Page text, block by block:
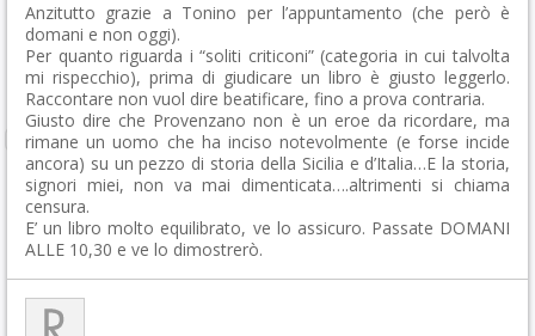
Anzitutto grazie a Tonino per l’appuntamento (che però è
domani e non oggi).
Per quanto riguarda i “soliti criticoni” (categoria in cui talvolta
mi rispecchio), prima di giudicare un libro è giusto leggerlo.
Raccontare non vuol dire beatificare, fino a prova contraria.
Giusto dire che Provenzano non è un eroe da ricordare, ma
rimane un uomo che ha inciso notevolmente (e forse incide
ancora) su un pezzo di storia della Sicilia e d’Italia…E la storia,
signori miei, non va mai dimenticata….altrimenti si chiama
censura.
E’ un libro molto equilibrato, ve lo assicuro. Passate DOMANI
ALLE 10,30 e ve lo dimostrerò.